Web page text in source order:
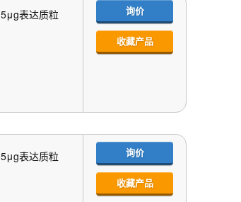
5μg表达质粒 询价
收藏产品
5μg表达质粒 询价
收藏产品